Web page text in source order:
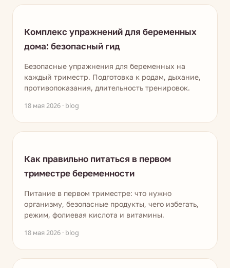
Комплекс упражнений для беременных
дома: безопасный гид
Безопасные упражнения для беременных на
каждый триместр. Подготовка к родам, дыхание,
противопоказания, длительность тренировок.
18 мая 2026 · blog
Как правильно питаться в первом
триместре беременности
Питание в первом триместре: что нужно
организму, безопасные продукты, чего избегать,
режим, фолиевая кислота и витамины.
18 мая 2026 · blog